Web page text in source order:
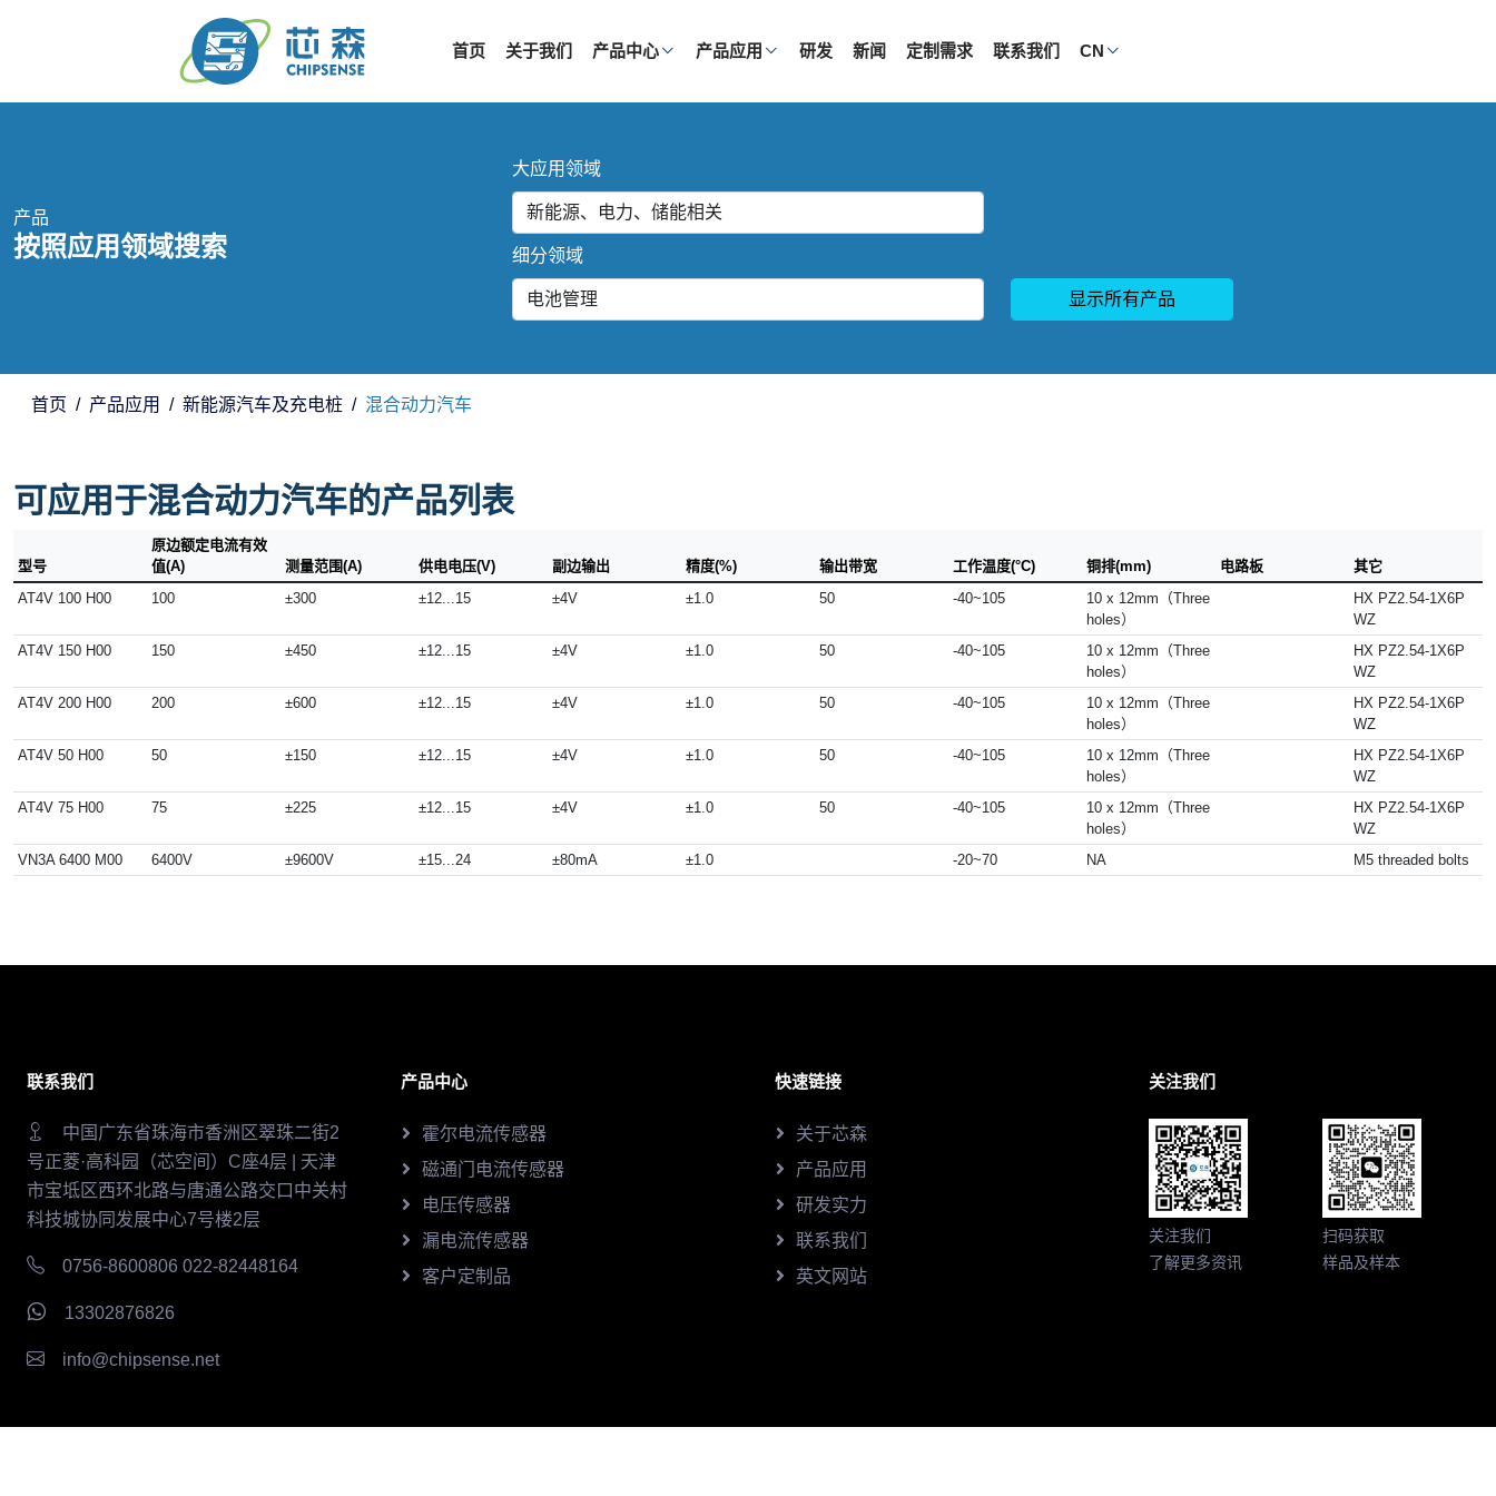
首页 关于我们 产品中心 产品应用 研发 新闻 定制需求 联系我们 CN
产品
按照应用领域搜索
大应用领域
细分领域
显示所有产品
首页 产品应用 新能源汽车及充电桩 混合动力汽车
可应用于混合动力汽车的产品列表
型号
原边额定电流有效
值(A)
测量范围(A) 供电电压(V) 副边输出 精度(%) 输出带宽 工作温度(°C) 铜排(mm) 电路板
其它
AT4V 100 H00
100 ±300 ±12...15 ±4V ±1.0 50 -40~105
10 x 12mm（Three
holes）
HX PZ2.54-1X6P
WZ
AT4V 150 H00
150 ±450 ±12...15 ±4V ±1.0 50 -40~105
10 x 12mm（Three
holes）
HX PZ2.54-1X6P
WZ
AT4V 200 H00
200 ±600 ±12...15 ±4V ±1.0 50 -40~105
10 x 12mm（Three
holes）
HX PZ2.54-1X6P
WZ
AT4V 50 H00
50 ±150 ±12...15 ±4V ±1.0 50 -40~105
10 x 12mm（Three
holes）
HX PZ2.54-1X6P
WZ
AT4V 75 H00
75 ±225 ±12...15 ±4V ±1.0 50 -40~105
10 x 12mm（Three
holes）
HX PZ2.54-1X6P
WZ
VN3A 6400 M00
6400V ±9600V ±15...24 ±80mA ±1.0 -20~70 NA M5 threaded bolts
联系我们
中国广东省珠海市香洲区翠珠二街2
号正菱·高科园（芯空间）C座4层 | 天津
市宝坻区西环北路与唐通公路交口中关村
科技城协同发展中心7号楼2层
0756-8600806 022-82448164
13302876826
info@chipsense.net
产品中心
霍尔电流传感器
磁通门电流传感器
电压传感器
漏电流传感器
客户定制品
快速链接
关于芯森
产品应用
研发实力
联系我们
英文网站
关注我们
关注我们
了解更多资讯
扫码获取
样品及样本